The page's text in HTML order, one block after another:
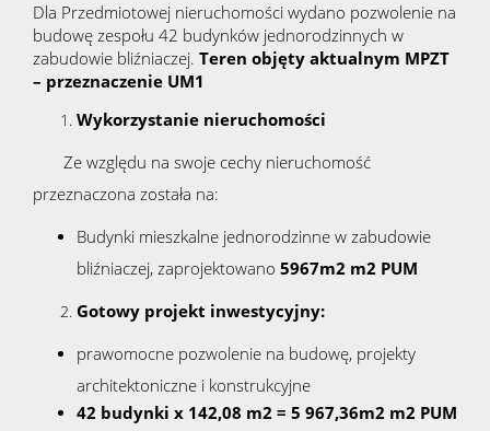
Zgłoś
Dla Przedmiotowej nieruchomości wydano pozwolenie na
budowę zespołu 42 budynków jednorodzinnych w
zabudowie bliźniaczej. Teren objęty aktualnym MPZT
– przeznaczenie UM1
Wykorzystanie nieruchomości
Ze względu na swoje cechy nieruchomość
przeznaczona została na:
Budynki mieszkalne jednorodzinne w zabudowie
bliźniaczej, zaprojektowano 5967m2 m2 PUM
Gotowy projekt inwestycyjny:
prawomocne pozwolenie na budowę, projekty
architektoniczne i konstrukcyjne
42 budynki x 142,08 m2 = 5 967,36m2 m2 PUM